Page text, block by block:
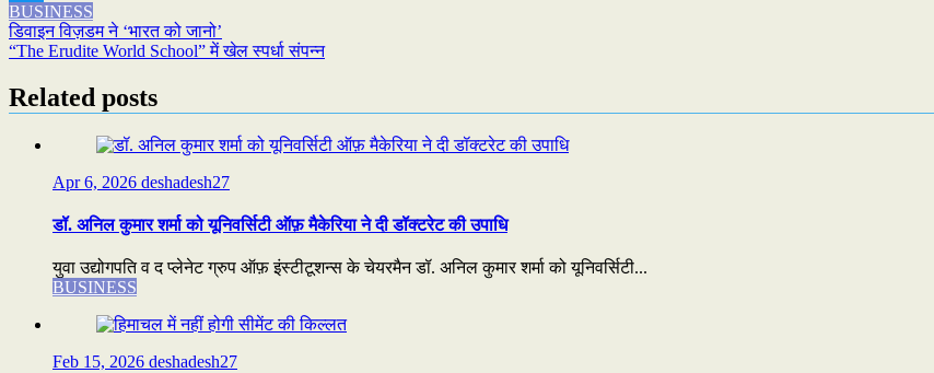
Refind
BUSINESS
Post
navigation
डिवाइन विज़डम ने ‘भारत को जानो’
“The Erudite World School” में खेल स्पर्धा संपन्न
Related posts
Apr 6, 2026 deshadesh27
डॉ. अनिल कुमार शर्मा को यूनिवर्सिटी ऑफ़ मैकेरिया ने दी डॉक्टरेट की उपाधि
युवा उद्योगपति व द प्लेनेट ग्रुप ऑफ़ इंस्टीटूशन्स के चेयरमैन डॉ. अनिल कुमार शर्मा को यूनिवर्सिटी...
BUSINESS
Feb 15, 2026 deshadesh27